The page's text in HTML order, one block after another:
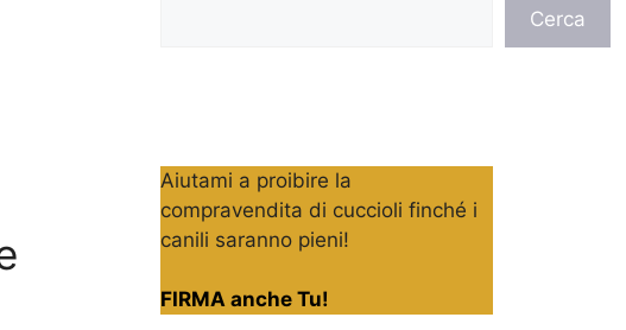
Cerca
Aiutami a proibire la
compravendita di cuccioli finché i
canili saranno pieni!
FIRMA anche Tu!